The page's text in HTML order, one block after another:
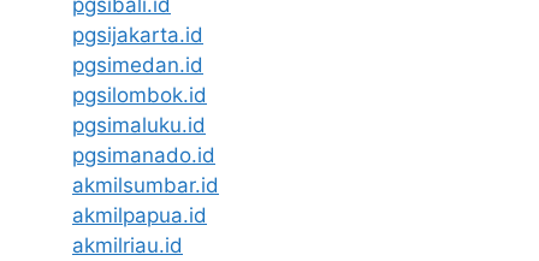
pgsijakarta.id
pgsimedan.id
pgsilombok.id
pgsimaluku.id
pgsimanado.id
akmilsumbar.id
akmilpapua.id
akmilriau.id